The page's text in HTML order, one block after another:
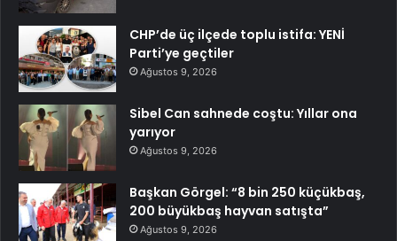
CHP’de üç ilçede toplu istifa: YENİ
Parti’ye geçtiler
Ağustos 9, 2026
Sibel Can sahnede coştu: Yıllar ona
yarıyor
Ağustos 9, 2026
Başkan Görgel: “8 bin 250 küçükbaş,
200 büyükbaş hayvan satışta”
Ağustos 9, 2026